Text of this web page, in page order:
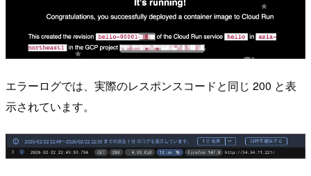
エラーログでは、実際のレスポンスコードと同じ 200 と表
示されています。